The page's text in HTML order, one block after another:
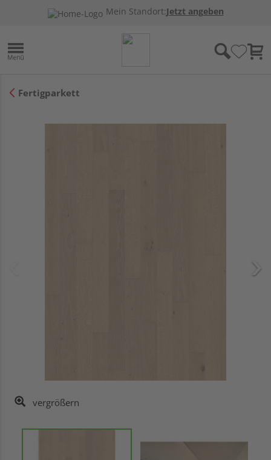
Mein Standort:Jetzt angeben
Fertigparkett
vergrößern